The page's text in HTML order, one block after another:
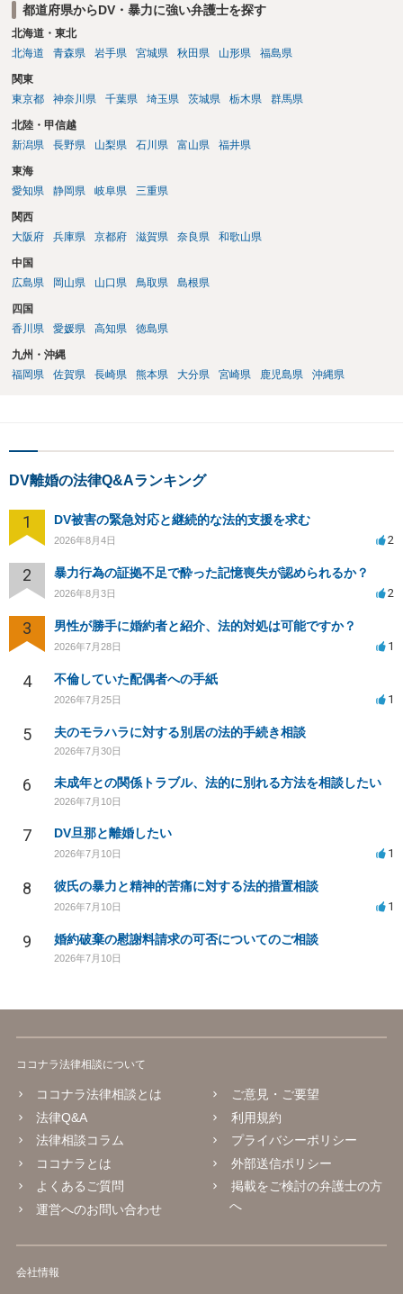
都道府県からDV・暴力に強い弁護士を探す
北海道・東北
北海道
青森県 岩手県 宮城県 秋田県 山形県 福島県
関東
東京都
神奈川県 千葉県 埼玉県 茨城県 栃木県 群馬県
北陸・甲信越
新潟県
長野県 山梨県 石川県 富山県 福井県
東海
愛知県
静岡県 岐阜県 三重県
関西
大阪府
兵庫県 京都府 滋賀県 奈良県 和歌山県
中国
広島県
岡山県 山口県 鳥取県 島根県
四国
香川県
愛媛県 高知県 徳島県
九州・沖縄
福岡県
佐賀県 長崎県 熊本県 大分県 宮崎県 鹿児島県 沖縄県
DV離婚の法律Q&Aランキング
1 DV被害の緊急対応と継続的な法的支援を求む
2026年8月4日 2
2 暴力行為の証拠不足で酔った記憶喪失が認められるか？
2026年8月3日 2
3 男性が勝手に婚約者と紹介、法的対処は可能ですか？
2026年7月28日 1
4 不倫していた配偶者への手紙
2026年7月25日 1
5 夫のモラハラに対する別居の法的手続き相談
2026年7月30日
6 未成年との関係トラブル、法的に別れる方法を相談したい
2026年7月10日
7 DV旦那と離婚したい
2026年7月10日 1
8 彼氏の暴力と精神的苦痛に対する法的措置相談
2026年7月10日 1
9 婚約破棄の慰謝料請求の可否についてのご相談
2026年7月10日
ココナラ法律相談について
ココナラ法律相談とは
法律Q&A
法律相談コラム
ココナラとは
よくあるご質問
運営へのお問い合わせ
ご意見・ご要望
利用規約
プライバシーポリシー
外部送信ポリシー
掲載をご検討の弁護士の方
へ
会社情報